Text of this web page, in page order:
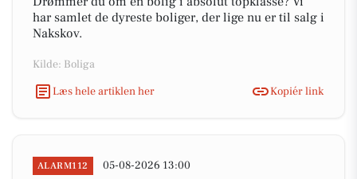
har samlet de dyreste boliger, der lige nu er til salg i
Nakskov.
Kilde: Boliga
Læs hele artiklen her
Kopiér link
ALARM112 05-08-2026 13:00